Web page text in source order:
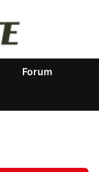
Forum